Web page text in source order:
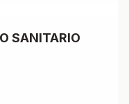
SANITARIO